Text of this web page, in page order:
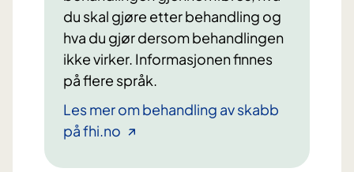
du skal gjøre etter behandling og
hva du gjør dersom behandlingen
ikke virker. Informasjonen finnes
på flere språk.
Les mer om behandling av skabb
på fhi.no